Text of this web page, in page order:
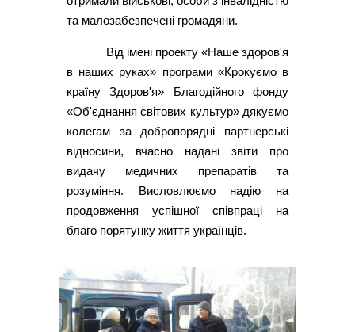
та малозабезпечені громадяни.
Від імені проекту «Наше здоров'я
в наших руках» програми «Крокуємо в
країну Здоров'я» Благодійного фонду
«Об'єднання світових культур» дякуємо
колегам за добропорядні партнерські
відносини, вчасно надані звіти про
видачу медичних препаратів та
розуміння. Висловлюємо надію на
продовження успішної співпраці на
благо порятунку життя українців.